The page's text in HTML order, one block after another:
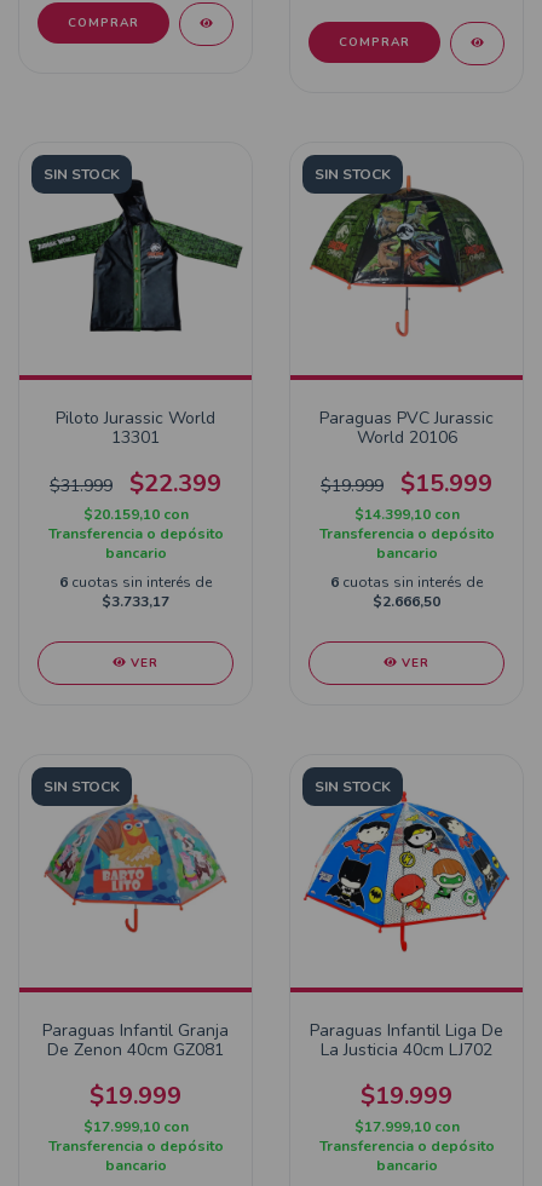
COMPRAR
SIN STOCK
Piloto Jurassic World
13301
$31.999 $22.399
$20.159,10 con
Transferencia o depósito
bancario
6 cuotas sin interés de
$3.733,17
VER
SIN STOCK
Paraguas PVC Jurassic
World 20106
$19.999 $15.999
$14.399,10 con
Transferencia o depósito
bancario
6 cuotas sin interés de
$2.666,50
VER
SIN STOCK
Paraguas Infantil Granja
De Zenon 40cm GZ081
$19.999
$17.999,10 con
Transferencia o depósito
bancario
SIN STOCK
Paraguas Infantil Liga De
La Justicia 40cm LJ702
$19.999
$17.999,10 con
Transferencia o depósito
bancario